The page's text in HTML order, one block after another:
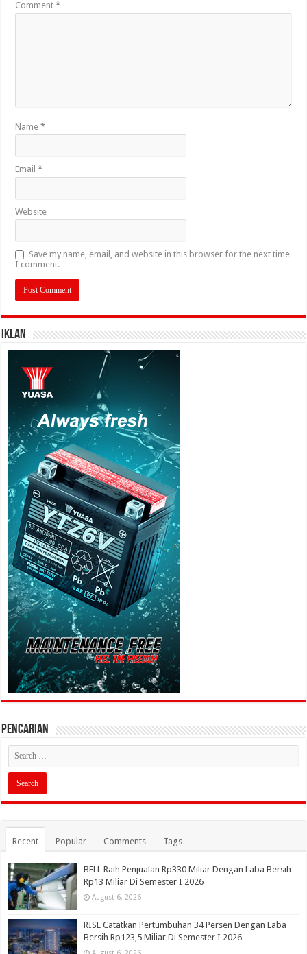
Comment*
Name*
Email*
Website
Save my name, email, and website in this browser for the next time
I comment.
IKLAN
PENCARIAN
Recent Popular Comments Tags
BELL Raih Penjualan Rp330 Miliar Dengan Laba Bersih
Rp13 Miliar Di Semester I 2026
August 6, 2026
RISE Catatkan Pertumbuhan 34 Persen Dengan Laba
Bersih Rp123,5 Miliar Di Semester I 2026